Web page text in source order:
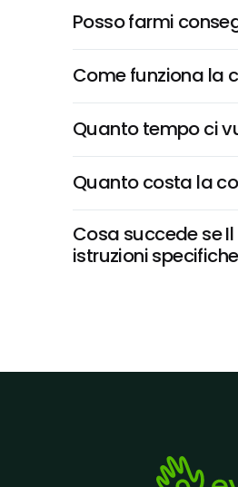
Posso farmi
Come funziona la
Quanto tempo ci
Quanto costa la
Cosa succede se
istruzioni